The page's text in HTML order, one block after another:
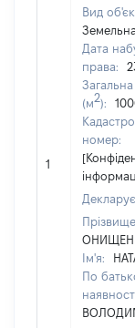
1
Вид
Дата
права:
(м2):
номер:
Ім'я:
По